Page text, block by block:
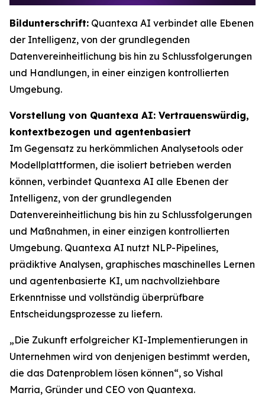
Bildunterschrift: Quantexa AI verbindet alle Ebenen
der Intelligenz, von der grundlegenden
Datenvereinheitlichung bis hin zu Schlussfolgerungen
und Handlungen, in einer einzigen kontrollierten
Umgebung.
Vorstellung von Quantexa AI: Vertrauenswürdig,
kontextbezogen und agentenbasiert
Im Gegensatz zu herkömmlichen Analysetools oder
Modellplattformen, die isoliert betrieben werden
können, verbindet Quantexa AI alle Ebenen der
Intelligenz, von der grundlegenden
Datenvereinheitlichung bis hin zu Schlussfolgerungen
und Maßnahmen, in einer einzigen kontrollierten
Umgebung. Quantexa AI nutzt NLP-Pipelines,
prädiktive Analysen, graphisches maschinelles Lernen
und agentenbasierte KI, um nachvollziehbare
Erkenntnisse und vollständig überprüfbare
Entscheidungsprozesse zu liefern.
„Die Zukunft erfolgreicher KI-Implementierungen in
Unternehmen wird von denjenigen bestimmt werden,
die das Datenproblem lösen können“, so Vishal
Marria, Gründer und CEO von Quantexa.